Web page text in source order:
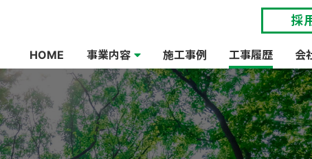
HOME 事業内容 施工事例 工事履歴 会
採